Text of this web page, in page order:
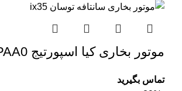
موتور بخاری کیا اسپورتیج 971132PAA0
تماس بگیرید